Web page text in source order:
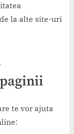
la alte site-uri
te vor ajuta